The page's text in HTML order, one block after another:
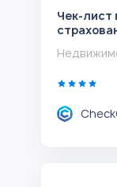
Чек-лист